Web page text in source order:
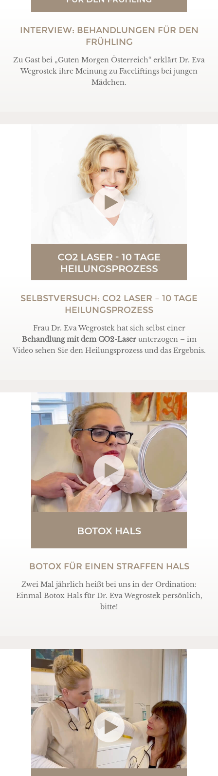
INTERVIEW: BEHANDLUNGEN FÜR DEN
FRÜHLING
Zu Gast bei „Guten Morgen Österreich“ erklärt Dr. Eva
Wegrostek ihre Meinung zu Faceliftings bei jungen
Mädchen.
SELBSTVERSUCH: CO2 LASER – 10 TAGE
HEILUNGSPROZESS
Frau Dr. Eva Wegrostek hat sich selbst einer
Behandlung mit dem CO2-Laserunterzogen – im
Video sehen Sie den Heilungsprozess und das Ergebnis.
BOTOX FÜR EINEN STRAFFEN HALS
Zwei Mal jährlich heißt bei uns in der Ordination:
Einmal Botox Hals für Dr. Eva Wegrostek persönlich,
bitte!